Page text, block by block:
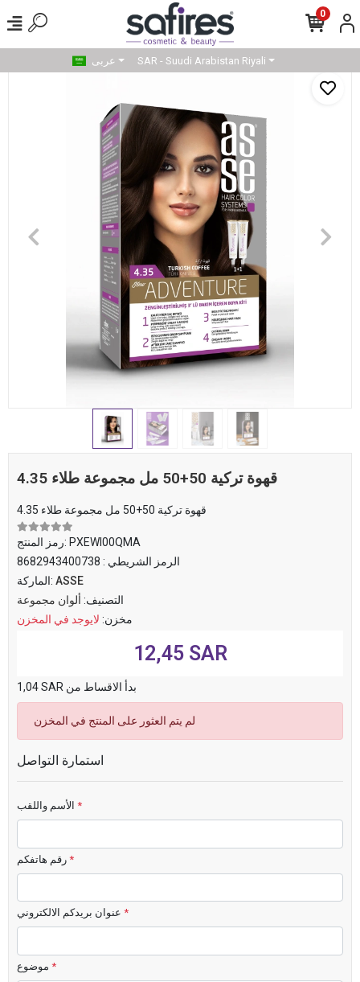
0
عربى SAR - Suudi Arabistan Riyali
4.35 قهوة تركية 50+50 مل مجموعة طلاء
4.35 قهوة تركية 50+50 مل مجموعة طلاء
رمز المنتج: PXEWI00QMA
الرمز الشريطي : 8682943400738
الماركة: ASSE
التصنيف: ألوان مجموعة
مخزن: لايوجد في المخزن
12,45 SAR
1,04 SAR بدأ الاقساط من
لم يتم العثور على المنتج في المخزن
استمارة التواصل
*
*
*
*